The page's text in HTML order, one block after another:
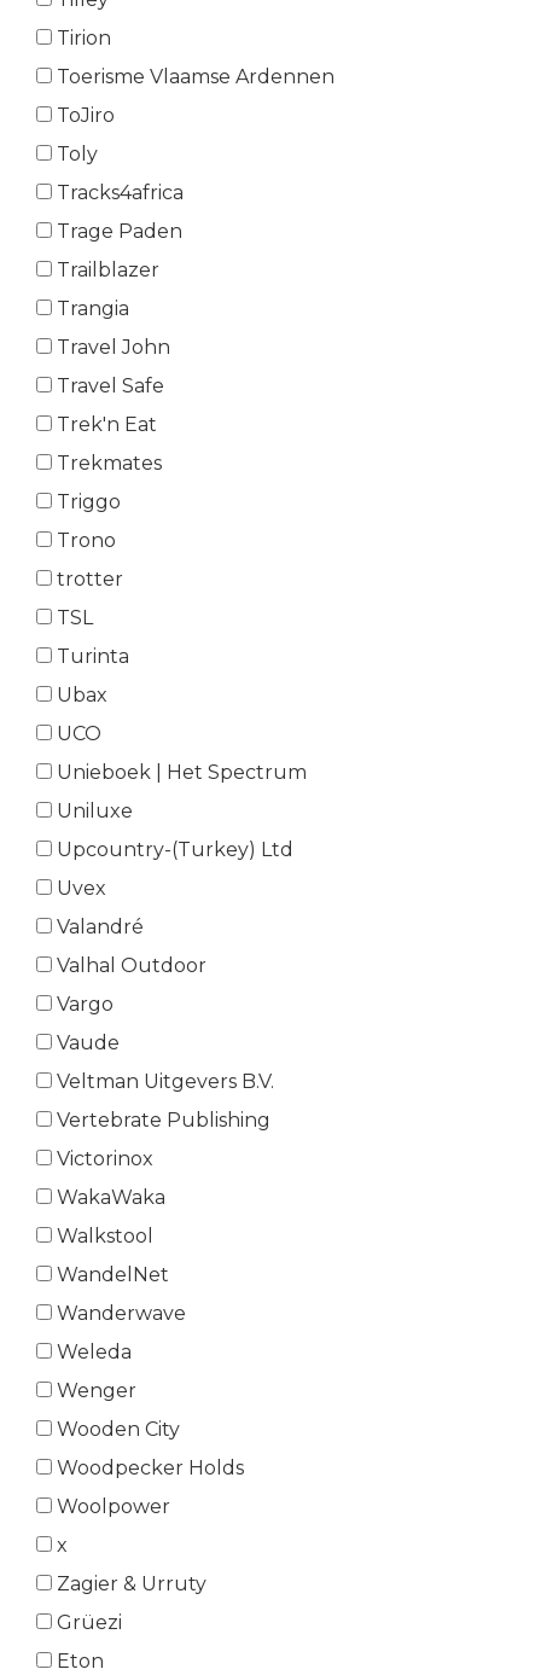
Tirion
Toerisme Vlaamse Ardennen
ToJiro
Toly
Tracks4africa
Trage Paden
Trailblazer
Trangia
Travel John
Travel Safe
Trek'n Eat
Trekmates
Triggo
Trono
trotter
TSL
Turinta
Ubax
UCO
Unieboek | Het Spectrum
Uniluxe
Upcountry-(Turkey) Ltd
Uvex
Valandré
Valhal Outdoor
Vargo
Vaude
Veltman Uitgevers B.V.
Vertebrate Publishing
Victorinox
WakaWaka
Walkstool
WandelNet
Wanderwave
Weleda
Wenger
Wooden City
Woodpecker Holds
Woolpower
x
Zagier & Urruty
Grüezi
Eton